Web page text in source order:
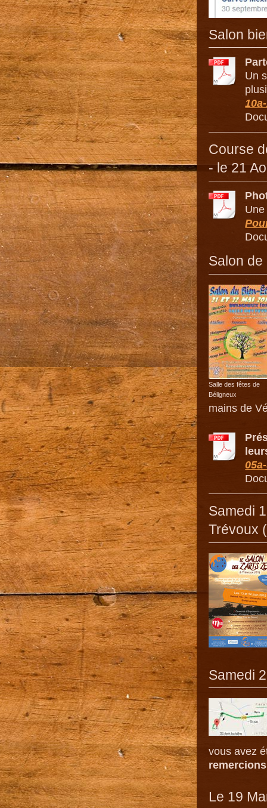
Salon
Un
Course
- le 21
Salon
Salle des fêtes de
Béligneux
mains de
Samedi
Trévoux
Samedi
vous avez
remercions
Le 19